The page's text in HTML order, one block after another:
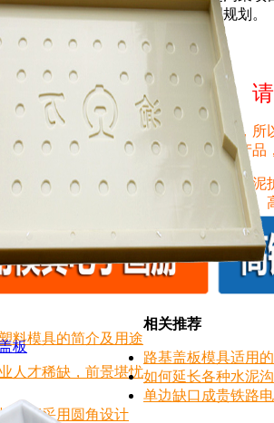
板
，务必结合实际工程项目，合理规划。
寸已有塑料模具数量已达3000种之多，
希望以最短的时间内找到您想要的产品
现浇塑料模板
，六角护坡模具、高铁水
设备配件等，如条纹砖条纹机、脱模机、
料模具的简介及用途
人才稀缺，前景堪忧
相关推荐
路基盖板模具适用
如何延长各种水泥
单边缺口成贵铁路
具应采用圆角设计